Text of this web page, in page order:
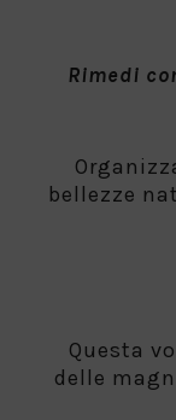
Rimedi
bellezze
Questa
delle